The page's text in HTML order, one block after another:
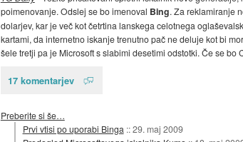
poimenovanje. Odslej se bo imenoval Bing. Za reklamiranje
dolarjev, kar je več kot četrtina lanskega celotnega
kartami, da internetno iskanje trenutno pač ne deluje kot bi
šele tretji pa je Microsoft s slabimi desetimi odstotki. Če se
17 komentarjev
Preberite si še…
Prvi vtisi po uporabi Binga ::29. maj 2009